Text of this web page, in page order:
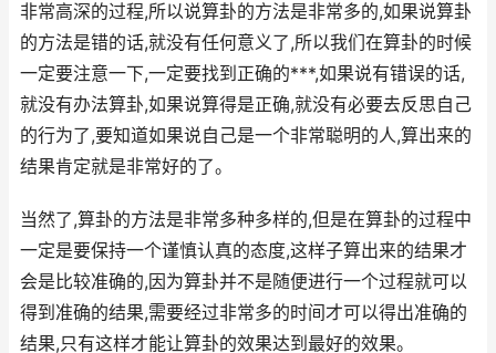
非常高深的过程,所以说算卦的方法是非常多的,如果说算卦
的方法是错的话,就没有任何意义了,所以我们在算卦的时候
一定要注意一下,一定要找到正确的***,如果说有错误的话,
就没有办法算卦,如果说算得是正确,就没有必要去反思自己
的行为了,要知道如果说自己是一个非常聪明的人,算出来的
结果肯定就是非常好的了。
当然了,算卦的方法是非常多种多样的,但是在算卦的过程中
一定是要保持一个谨慎认真的态度,这样子算出来的结果才
会是比较准确的,因为算卦并不是随便进行一个过程就可以
得到准确的结果,需要经过非常多的时间才可以得出准确的
结果,只有这样才能让算卦的效果达到最好的效果。